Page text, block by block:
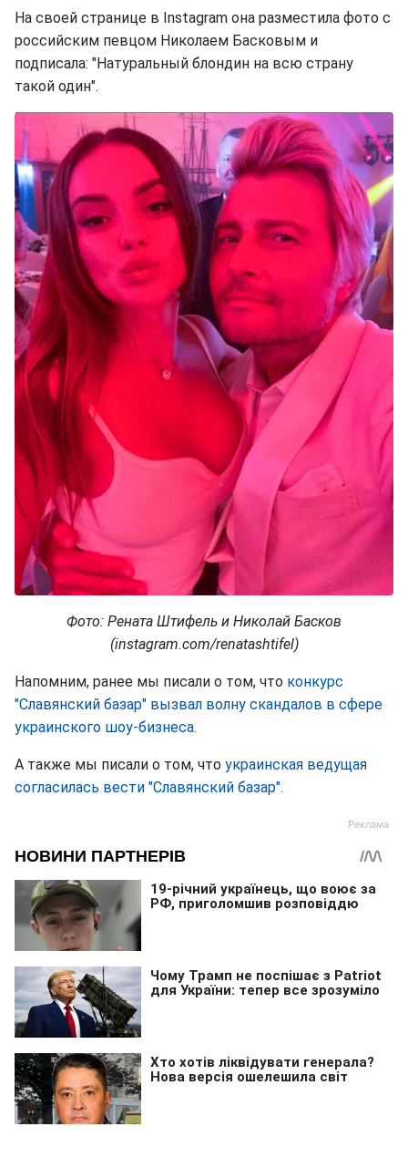
На своей странице в Instagram она разместила фото с
российским певцом Николаем Басковым и
подписала: "Натуральный блондин на всю страну
такой один".
Фото: Рената Штифель и Николай Басков
(instagram.com/renatashtifel)
Напомним, ранее мы писали о том, что конкурс
"Славянский базар" вызвал волну скандалов в сфере
украинского шоу-бизнеса.
А также мы писали о том, что украинская ведущая
согласилась вести "Славянский базар".